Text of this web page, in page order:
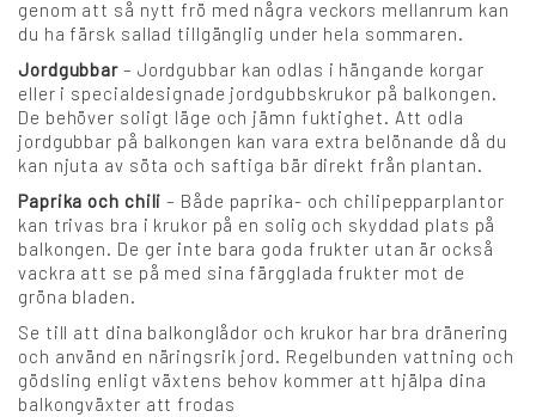
genom att så nytt frö med några veckors mellanrum kan
du ha färsk sallad tillgänglig under hela sommaren.
Jordgubbar – Jordgubbar kan odlas i hängande korgar
eller i specialdesignade jordgubbskrukor på balkongen.
De behöver soligt läge och jämn fuktighet. Att odla
jordgubbar på balkongen kan vara extra belönande då du
kan njuta av söta och saftiga bär direkt från plantan.
Paprika och chili – Både paprika- och chilipepparplantor
kan trivas bra i krukor på en solig och skyddad plats på
balkongen. De ger inte bara goda frukter utan är också
vackra att se på med sina färgglada frukter mot de
gröna bladen.
Se till att dina balkonglådor och krukor har bra dränering
och använd en näringsrik jord. Regelbunden vattning och
gödsling enligt växtens behov kommer att hjälpa dina
balkongväxter att frodas